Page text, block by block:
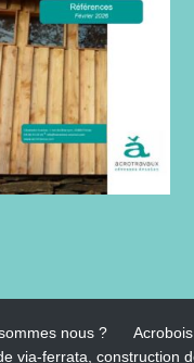
nous ?
Acrobois
via-ferrata, construction